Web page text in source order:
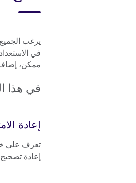
يرغب
في
ممكن،
في هذا
إعادة
تعرف على
إعادة